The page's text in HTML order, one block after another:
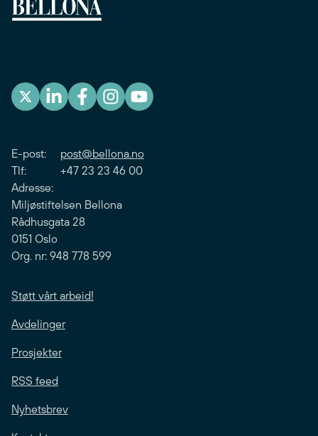
E-post: post@bellona.no
Tlf: +47 23 23 46 00
Adresse:
Miljøstiftelsen Bellona
Rådhusgata 28
0151 Oslo
Org. nr: 948 778 599
Støtt vårt arbeid!
Avdelinger
Prosjekter
RSS feed
Nyhetsbrev